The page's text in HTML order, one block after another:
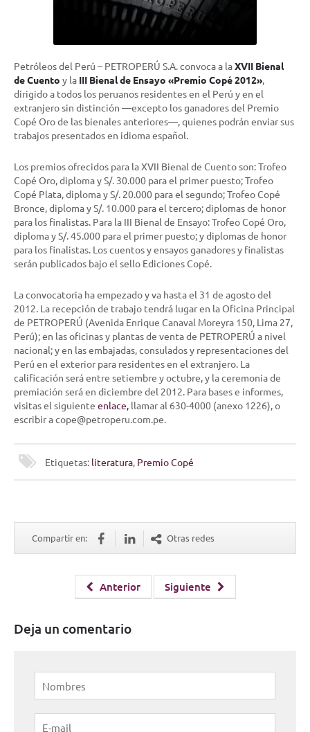
Petróleos del Perú – PETROPERÚ S.A. convoca a laXVII Bienal
de Cuento y la III Bienal de Ensayo «Premio Copé 2012»,
dirigido a todos los peruanos residentes en el Perú y en el
extranjero sin distinción —excepto los ganadores del Premio
Copé Oro de las bienales anteriores—, quienes podrán enviar sus
trabajos presentados en idioma español.
Los premios ofrecidos para la XVII Bienal de Cuento son: Trofeo
Copé Oro, diploma y S/. 30.000 para el primer puesto; Trofeo
Copé Plata, diploma y S/. 20.000 para el segundo; Trofeo Copé
Bronce, diploma y S/. 10.000 para el tercero; diplomas de honor
para los finalistas. Para la III Bienal de Ensayo: Trofeo Copé Oro,
diploma y S/. 45.000 para el primer puesto; y diplomas de honor
para los finalistas. Los cuentos y ensayos ganadores y finalistas
serán publicados bajo el sello Ediciones Copé.
La convocatoria ha empezado y va hasta el 31 de agosto del
2012. La recepción de trabajo tendrá lugar en la Oficina Principal
de PETROPERÚ (Avenida Enrique Canaval Moreyra 150, Lima 27,
Perú); en las oficinas y plantas de venta de PETROPERÚ a nivel
nacional; y en las embajadas, consulados y representaciones del
Perú en el exterior para residentes en el extranjero. La
calificación será entre setiembre y octubre, y la ceremonia de
premiación será en diciembre del 2012. Para bases e informes,
visitas el siguiente enlace, llamar al 630-4000 (anexo 1226), o
escribir a cope@petroperu.com.pe.
Etiquetas: literatura, Premio Copé
Compartir en: Otras redes
Anterior Siguiente
Deja un comentario